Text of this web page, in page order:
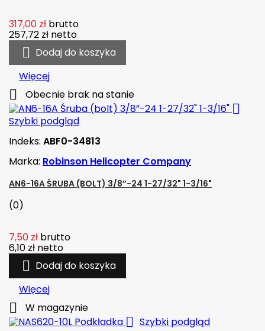
317,00 zł brutto
257,72 zł netto
 Dodaj do koszyka
Więcej
 Obecnie brak na stanie

Szybki podgląd
Indeks: ABF0-34813
Marka: Robinson Helicopter Company
AN6-16A ŚRUBA (BOLT) 3/8”-24 1-27/32" 1-3/16"
(0)
7,50 zł brutto
6,10 zł netto
 Dodaj do koszyka
Więcej
 W magazynie
 Szybki podgląd